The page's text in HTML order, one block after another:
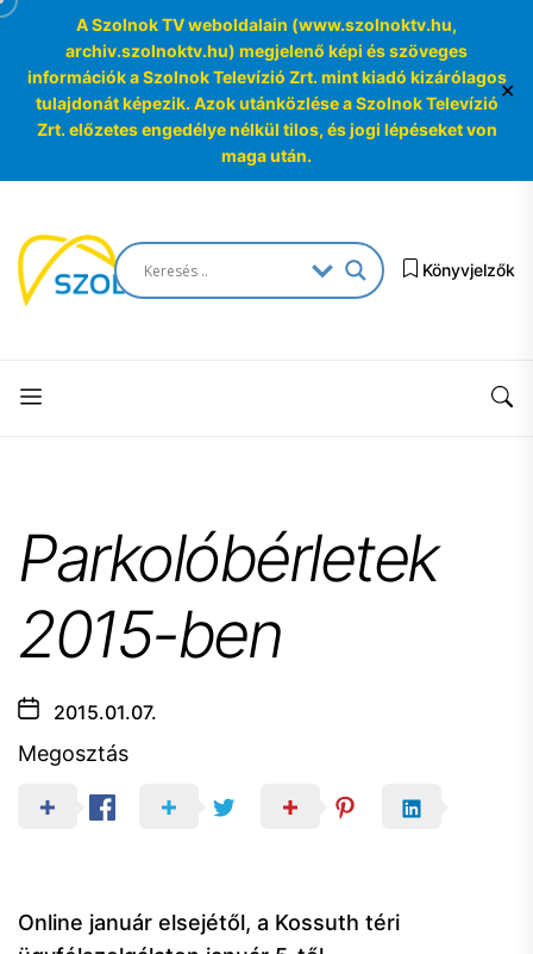
A Szolnok TV weboldalain (www.szolnoktv.hu,
archiv.szolnoktv.hu) megjelenő képi és szöveges
információk a Szolnok Televízió Zrt. mint kiadó kizárólagos
tulajdonát képezik. Azok utánközlése a Szolnok Televízió
Zrt. előzetes engedélye nélkül tilos, és jogi lépéseket von
maga után.
✕
the
content
SzolnokTV
Archívum
Archívum
Könyvjelzők
Parkolóbérletek
2015-ben
2015.01.07.
Megosztás
Online január elsejétől, a Kossuth téri